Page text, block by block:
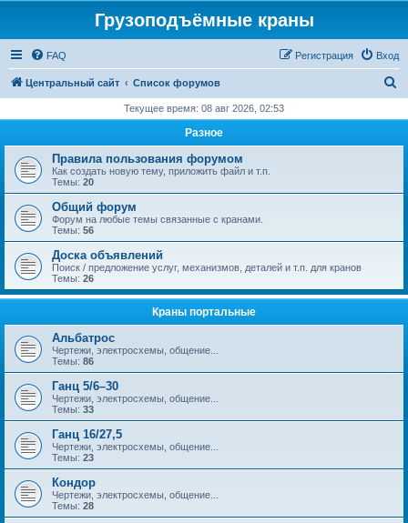
Грузоподъёмные краны
FAQ Вход
Регистрация
Центральный сайт Список форумов
с
Текущее время: 08 авг 2026, 02:53
Разное
Правила пользования форумом
Как создать новую тему, приложить файл и т.п.
Темы: 20
Общий форум
Форум на любые темы связанные с кранами.
Темы: 56
Доска объявлений
Поиск / предложение услуг, механизмов, деталей и т.п. для кранов
Темы: 26
Краны портальные
Альбатрос
Чертежи, электросхемы, общение...
Темы: 86
Ганц 5/6–30
Чертежи, электросхемы, общение...
Темы: 33
Ганц 16/27,5
Чертежи, электросхемы, общение...
Темы: 23
Кондор
Чертежи, электросхемы, общение...
Темы: 28